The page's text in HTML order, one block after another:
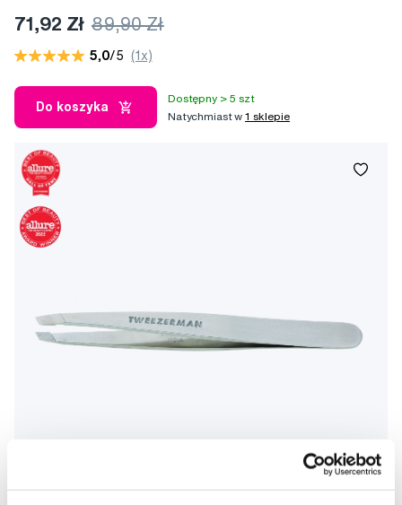
71,92 Zł 89,90 Zł
5,0/5 (1x)
Do koszyka
Dostępny > 5 szt
Natychmiast w1 sklepie